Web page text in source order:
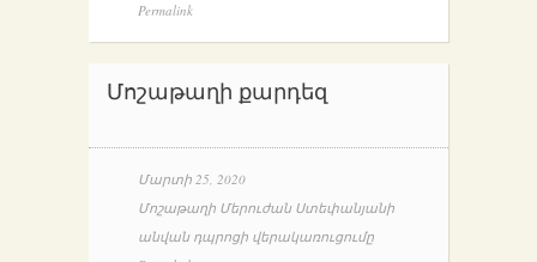
Permalink
Մոշաթաղի քարդեզ
Մարտի 25, 2020
Մոշաթաղի Մերուժան Ստեփանյանի
անվան դպրոցի վերակառուցումը